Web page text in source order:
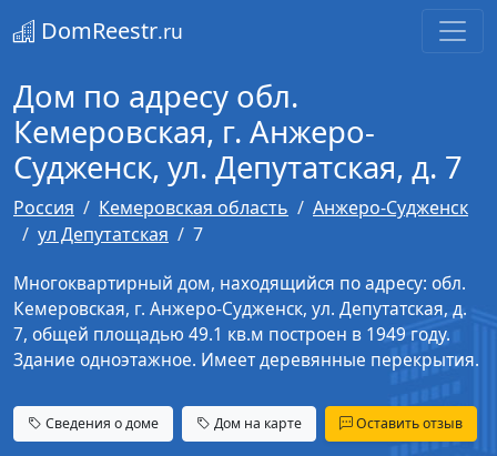
DomReestr.ru
Дом по адресу обл.
Кемеровская, г. Анжеро-
Судженск, ул. Депутатская, д. 7
Россия Кемеровская область
Анжеро-Судженск
ул Депутатская
7
Многоквартирный дом, находящийся по адресу: обл.
Кемеровская, г. Анжеро-Судженск, ул. Депутатская, д.
7, общей площадью 49.1 кв.м построен в 1949 году.
Здание одноэтажное. Имеет деревянные перекрытия.
Сведения о доме Дом на карте Оставить отзыв